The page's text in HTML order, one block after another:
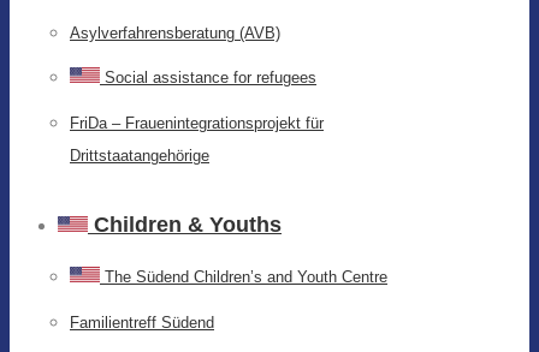
Asylverfahrensberatung (AVB)
Social assistance for refugees
FriDa – Frauenintegrationsprojekt für
Drittstaatangehörige
Children & Youths
The Südend Children’s and Youth Centre
Familientreff Südend